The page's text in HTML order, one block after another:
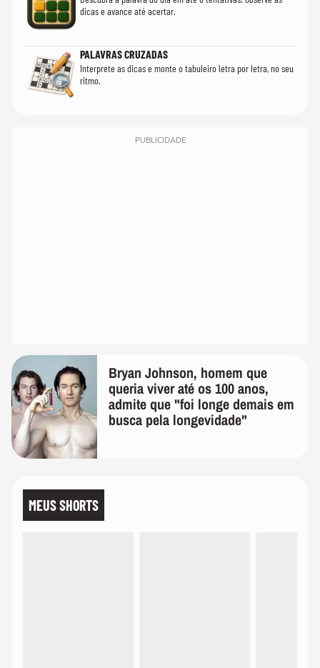
dicas e avance até acertar.
PALAVRAS CRUZADAS
Interprete as dicas e monte o tabuleiro letra por letra, no seu
ritmo.
PUBLICIDADE
Bryan Johnson, homem que
queria viver até os 100 anos,
admite que "foi longe demais em
busca pela longevidade"
MEUS SHORTS